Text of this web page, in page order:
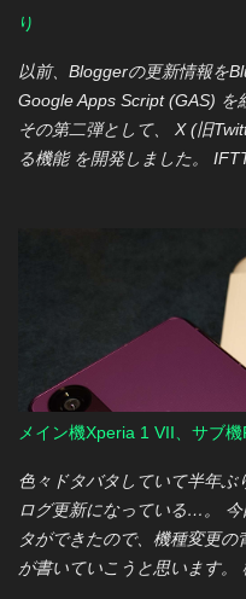
り
以前、Bloggerの更新情報を
Google Apps Script (GAS) を
その第二弾として、 X (旧
る機能 を開発しました。
にGeminiにスクリプト作成
ありました。 良い点 新規ス
に詳しくなくても、要望を
リプトを提示してくれるた
た。 バグ修正や改修の柔軟
グを伝えれば修正してくれ
URLを共有すれば、それを
利でした。 難しい点 既存ス
一度完成したスクリプトに
する際は、新規作成時より
た。既存スクリプトの内容と
メイン機Xperia 1 VII、サブ
色々ドタバタしていて半年
ログ更新になっている…。
タができたので、機種変更
が書いていこうと思います